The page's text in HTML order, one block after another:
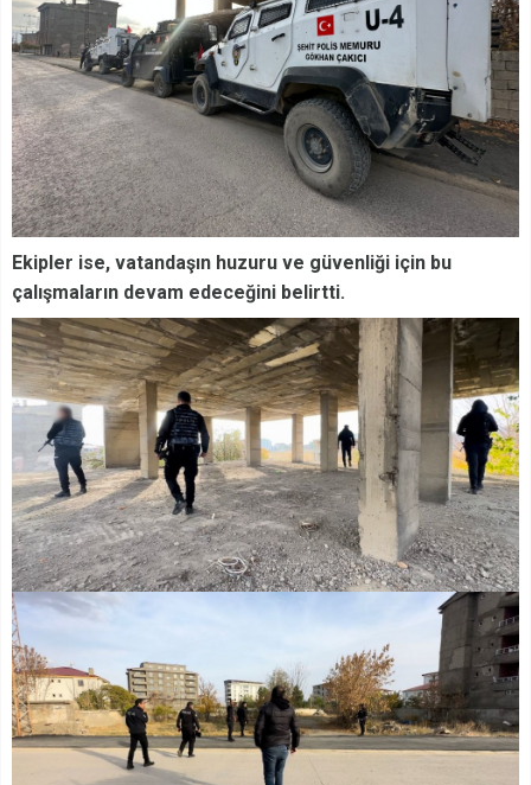
Ekipler ise, vatandaşın huzuru ve güvenliği için bu
çalışmaların devam edeceğini belirtti.